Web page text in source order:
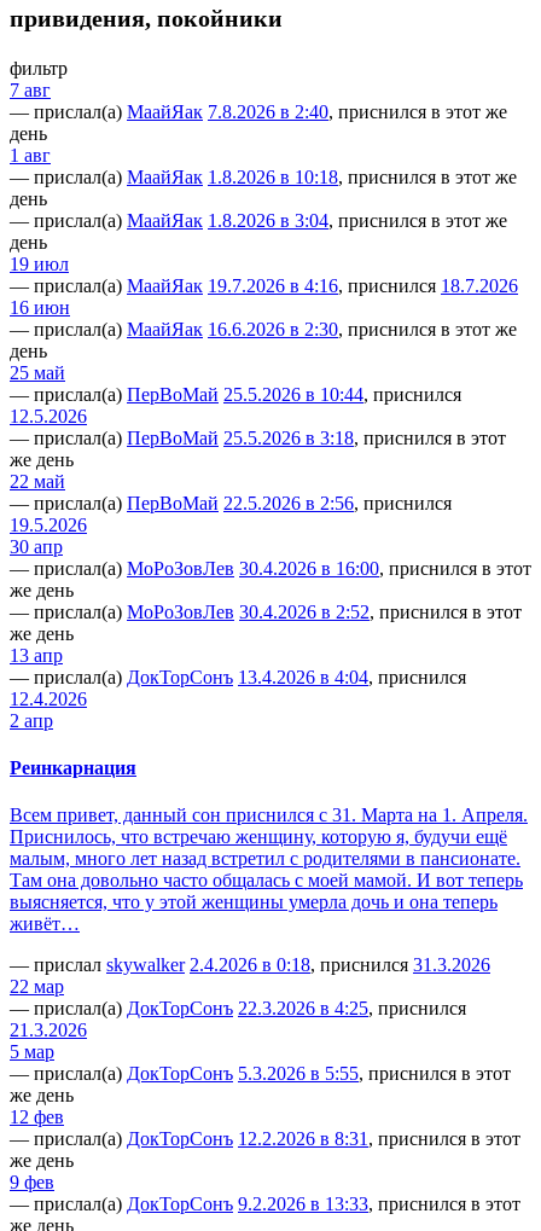
привидения, покойники
фильтр
7 авг
— прислал(а) МаайЯак 7.8.2026 в 2:40, приснился в этот же
день
1 авг
— прислал(а) МаайЯак 1.8.2026 в 10:18, приснился в этот же
день
— прислал(а) МаайЯак 1.8.2026 в 3:04, приснился в этот же
день
19 июл
— прислал(а) МаайЯак 19.7.2026 в 4:16, приснился 18.7.2026
16 июн
— прислал(а) МаайЯак 16.6.2026 в 2:30, приснился в этот же
день
25 май
— прислал(а) ПерВоМай 25.5.2026 в 10:44, приснился
12.5.2026
— прислал(а) ПерВоМай 25.5.2026 в 3:18, приснился в этот
же день
22 май
— прислал(а) ПерВоМай 22.5.2026 в 2:56, приснился
19.5.2026
30 апр
— прислал(а) МоРоЗовЛев 30.4.2026 в 16:00, приснился в этот
же день
— прислал(а) МоРоЗовЛев 30.4.2026 в 2:52, приснился в этот
же день
13 апр
— прислал(а) ДокТорСонъ 13.4.2026 в 4:04, приснился
12.4.2026
2 апр
Реинкарнация
Всем привет, данный сон приснился с 31. Марта на 1. Апреля.
Приснилось, что встречаю женщину, которую я, будучи ещё
малым, много лет назад встретил с родителями в пансионате.
Там она довольно часто общалась с моей мамой. И вот теперь
выясняется, что у этой женщины умерла дочь и она теперь
живёт…
— прислал skywalker 2.4.2026 в 0:18, приснился 31.3.2026
22 мар
— прислал(а) ДокТорСонъ 22.3.2026 в 4:25, приснился
21.3.2026
5 мар
— прислал(а) ДокТорСонъ 5.3.2026 в 5:55, приснился в этот
же день
12 фев
— прислал(а) ДокТорСонъ 12.2.2026 в 8:31 , приснился в этот
же день
9 фев
— прислал(а) ДокТорСонъ 9.2.2026 в 13:33, приснился в этот
же день